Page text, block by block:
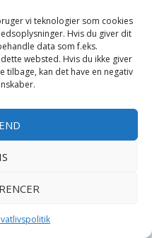
vi teknologier som cookies
Hvis du giver dit
data som f.eks.
websted. Hvis du ikke giver
tilbage, kan det have en negativ